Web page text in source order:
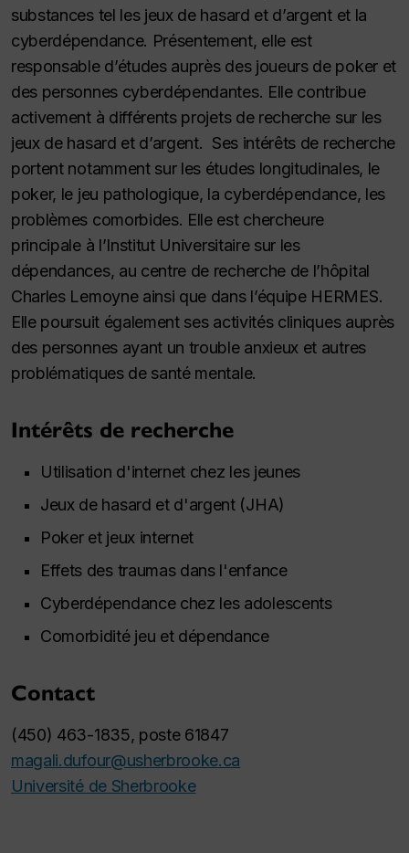
substances tel les jeux de hasard et d’argent et la
cyberdépendance. Présentement, elle est
responsable d’études auprès des joueurs de poker et
des personnes cyberdépendantes. Elle contribue
activement à différents projets de recherche sur les
jeux de hasard et d’argent. Ses intérêts de recherche
portent notamment sur les études longitudinales, le
poker, le jeu pathologique, la cyberdépendance, les
problèmes comorbides. Elle est chercheure
principale à l’Institut Universitaire sur les
dépendances, au centre de recherche de l’hôpital
Charles Lemoyne ainsi que dans l’équipe HERMES.
Elle poursuit également ses activités cliniques auprès
des personnes ayant un trouble anxieux et autres
problématiques de santé mentale.
Intérêts de recherche
Utilisation d'internet chez les jeunes
Jeux de hasard et d'argent (JHA)
Poker et jeux internet
Effets des traumas dans l'enfance
Cyberdépendance chez les adolescents
Comorbidité jeu et dépendance
Contact
(450) 463-1835, poste 61847
magali.dufour@usherbrooke.ca
Université de Sherbrooke